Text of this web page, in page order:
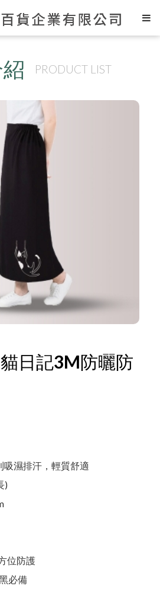
PRODUCT LIST
貓日記3M防曬防
濕排汗，輕質舒適
)
位防護
必備